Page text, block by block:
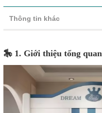
Thông tin khác
🎠 1. Giới thiệu tổng quan